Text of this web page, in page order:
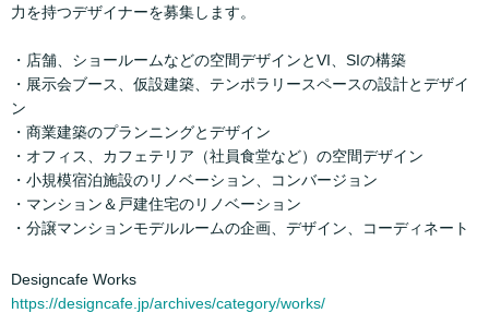
力を持つデザイナーを募集します。
・店舗、ショールームなどの空間デザインとVI、SIの構築
・展示会ブース、仮設建築、テンポラリースペースの設計とデザイ
ン
・商業建築のプランニングとデザイン
・オフィス、カフェテリア（社員食堂など）の空間デザイン
・小規模宿泊施設のリノベーション、コンバージョン
・マンション＆戸建住宅のリノベーション
・分譲マンションモデルルームの企画、デザイン、コーディネート
Designcafe Works
https://designcafe.jp/archives/category/works/